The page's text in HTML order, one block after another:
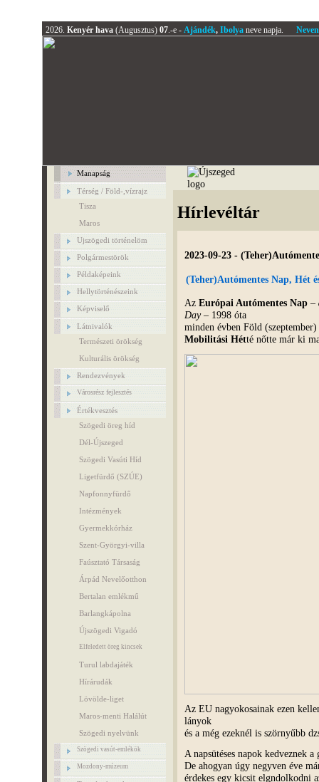
2026. Kenyér hava (Augusztus) 07.-e - Ajándék, Ibolyaneve napja.
Manapság
Térség / Föld-,vízrajz
Tisza
Maros
Ujszögedi történelöm
Polgármestörök
Példaképeink
Hellytörténészeink
Képviselő
Látnivalók
Természeti örökség
Kulturális örökség
Rendezvények
Városrész fejlesztés
Értékvesztés
Szögedi öreg híd
Dél-Újszeged
Szögedi Vasúti Híd
Ligetfürdő (SZÚE)
Napfonnyfürdő
Intézmények
Gyermekkórház
Szent-Györgyi-villa
Faúsztató Társaság
Árpád Nevelőotthon
Bertalan emlékmű
Barlangkápolna
Újszögedi Vigadó
Elfeledett öreg kincsek
Turul labdajáték
Hírárudák
Lövölde-liget
Maros-menti Halálút
Szögedi nyelvünk
Szögedi vasút-emlékök
Mozdony-múzeum
Hírlevéltár
2023-09-23 -
(Teher)Autómentes Nap, Hét
Az Európai Autómentes Nap–
Day– 1998 óta
minden évben Föld
Mobilitási Hétté nőtte már ki
Az EU nagyokosainak ezen
lányok
és a még ezeknél is szörnyűbb
A napsütéses napok kedveznek
De ahogyan úgy negyven éve
érdekes egy kicsit elgndolkodni